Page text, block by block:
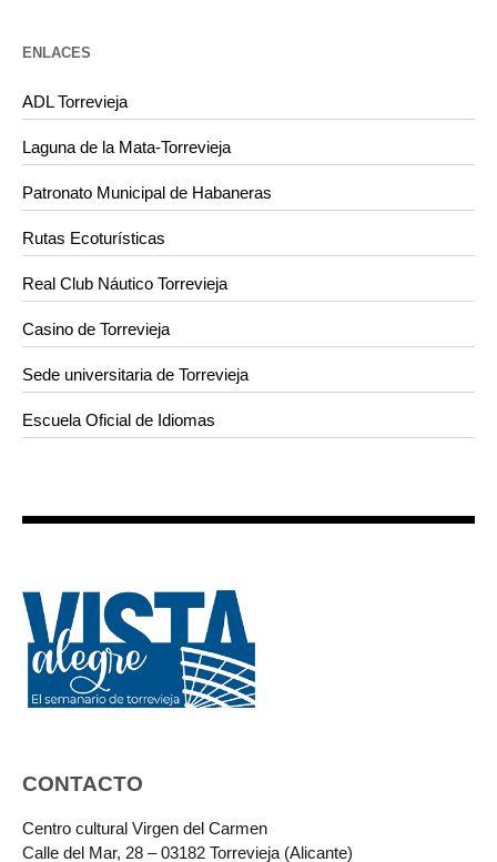
ENLACES
ADL Torrevieja
Laguna de la Mata-Torrevieja
Patronato Municipal de Habaneras
Rutas Ecoturísticas
Real Club Náutico Torrevieja
Casino de Torrevieja
Sede universitaria de Torrevieja
Escuela Oficial de Idiomas
CONTACTO
Centro cultural Virgen del Carmen
Calle del Mar, 28 – 03182 Torrevieja (Alicante)